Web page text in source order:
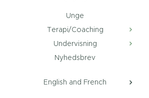
Unge
Terapi/Coaching
Undervisning
Nyhedsbrev
English and French